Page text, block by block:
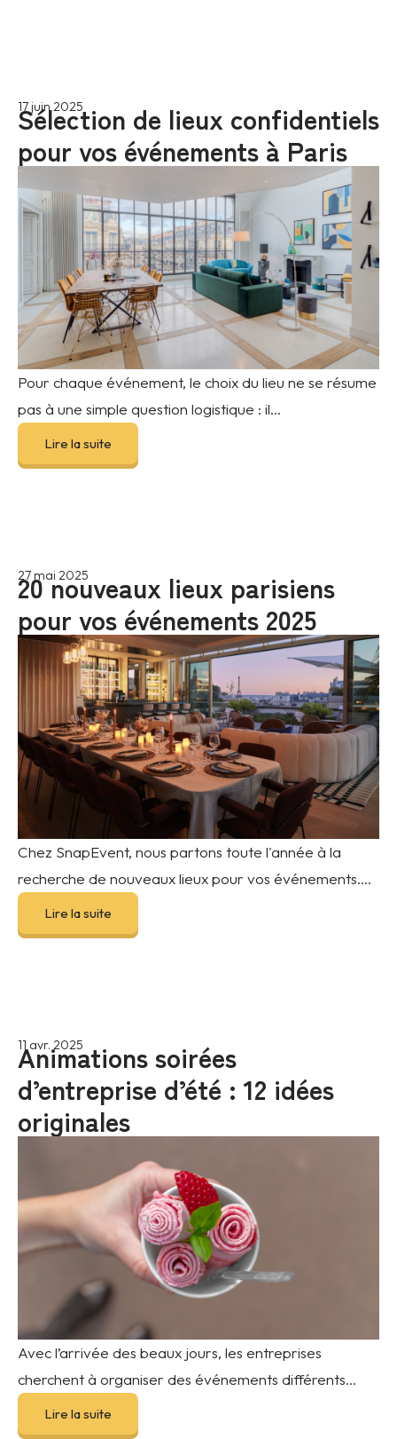
Sélection de lieux confidentiels
pour vos événements à Paris
17 juin 2025
Pour chaque événement, le choix du lieu ne se résume
pas à une simple question logistique : il...
Lire la suite
20 nouveaux lieux parisiens
pour vos événements 2025
27 mai 2025
Chez SnapEvent, nous partons toute l'année à la
recherche de nouveaux lieux pour vos événements....
Lire la suite
Animations soirées
d’entreprise d’été : 12 idées
originales
11 avr. 2025
Avec l’arrivée des beaux jours, les entreprises
cherchent à organiser des événements différents...
Lire la suite